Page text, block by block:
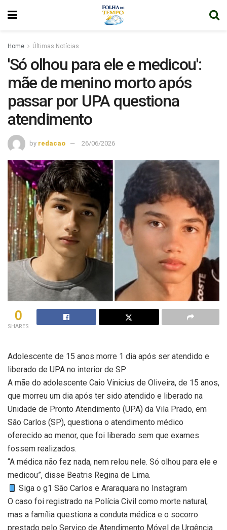
Home Últimas Notícias
'Só olhou para ele e medicou':
mãe de menino morto após
passar por UPA questiona
atendimento
by redacao 26/06/2026
0
SHARES
Adolescente de 15 anos morre 1 dia após ser atendido e
liberado de UPA no interior de SP
A mãe do adolescente Caio Vinicius de Oliveira, de 15 anos,
que morreu um dia após ter sido atendido e liberado na
Unidade de Pronto Atendimento (UPA) da Vila Prado, em
São Carlos (SP), questiona o atendimento médico
oferecido ao menor, que foi liberado sem que exames
fossem realizados.
“A médica não fez nada, nem relou nele. Só olhou para ele e
medicou”, disse Beatris Regina de Lima.
Siga o g1 São Carlos e Araraquara no Instagram
O caso foi registrado na Polícia Civil como morte natural,
mas a família questiona a conduta médica e o socorro
prestado pelo Serviço de Atendimento Móvel de Urgência